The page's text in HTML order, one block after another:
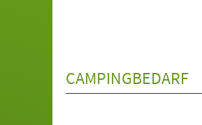
CAMPINGBEDARF